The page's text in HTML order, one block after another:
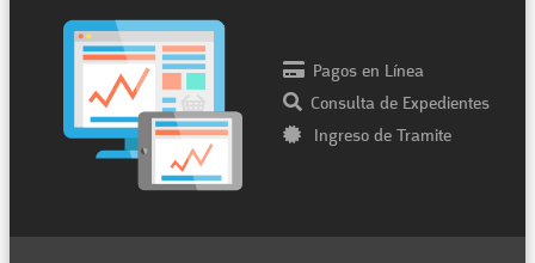
Pagos en Línea
Consulta de Expedientes
Ingreso de Tramite